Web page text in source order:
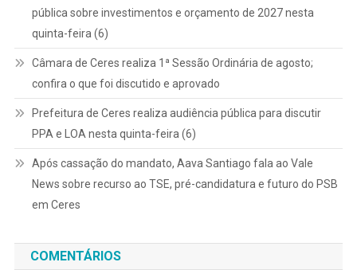
pública sobre investimentos e orçamento de 2027 nesta
quinta-feira (6)
Câmara de Ceres realiza 1ª Sessão Ordinária de agosto;
confira o que foi discutido e aprovado
Prefeitura de Ceres realiza audiência pública para discutir
PPA e LOA nesta quinta-feira (6)
Após cassação do mandato, Aava Santiago fala ao Vale
News sobre recurso ao TSE, pré-candidatura e futuro do PSB
em Ceres
COMENTÁRIOS